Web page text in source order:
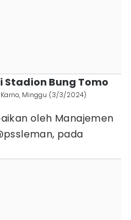
Stadion Bung Tomo
Karno, Minggu (3/3/2024)
oleh Manajemen
pada